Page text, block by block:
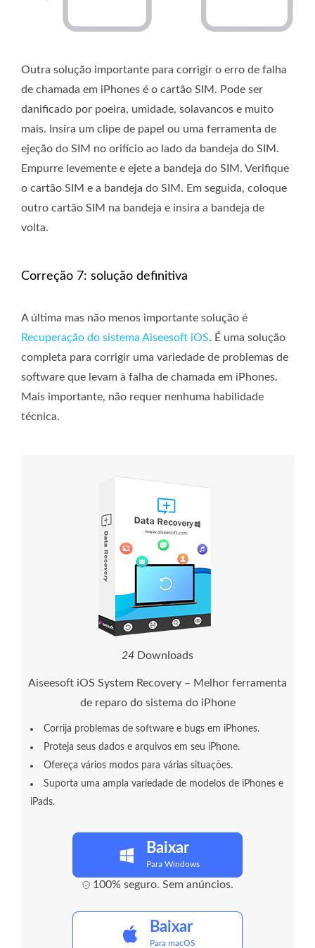
Outra solução importante para corrigir o erro de falha
de chamada em iPhones é o cartão SIM. Pode ser
danificado por poeira, umidade, solavancos e muito
mais. Insira um clipe de papel ou uma ferramenta de
ejeção do SIM no orifício ao lado da bandeja do SIM.
Empurre levemente e ejete a bandeja do SIM. Verifique
o cartão SIM e a bandeja do SIM. Em seguida, coloque
outro cartão SIM na bandeja e insira a bandeja de
volta.
Correção 7: solução definitiva
A última mas não menos importante solução é
Recuperação do sistema Aiseesoft iOS. É uma solução
completa para corrigir uma variedade de problemas de
software que levam à falha de chamada em iPhones.
Mais importante, não requer nenhuma habilidade
técnica.
26 Downloads
Aiseesoft iOS System Recovery – Melhor ferramenta
de reparo do sistema do iPhone
Corrija problemas de software e bugs em iPhones.
Proteja seus dados e arquivos em seu iPhone.
Ofereça vários modos para várias situações.
Suporta uma ampla variedade de modelos de iPhones e
iPads.
Baixar
Para Windows
100% seguro. Sem anúncios.
Baixar
Para macOS